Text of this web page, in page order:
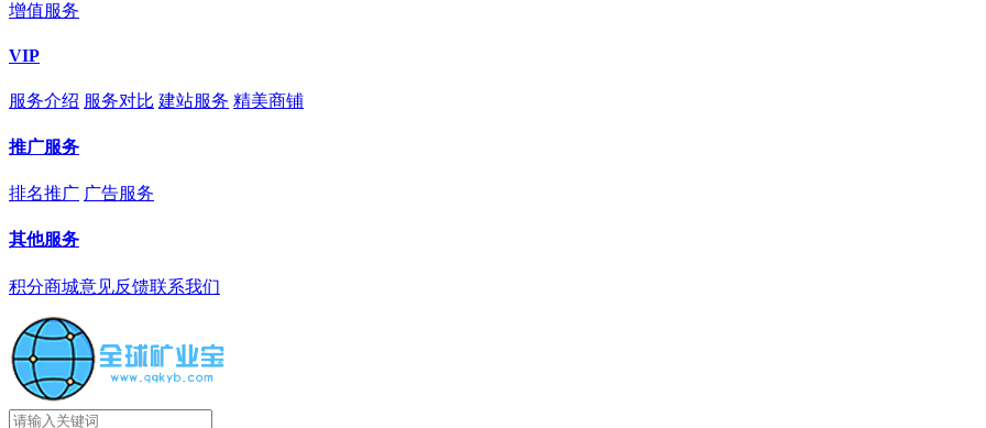
增值服务
VIP
服务介绍 服务对比 建站服务 精美商铺
推广服务
排名推广 广告服务
其他服务
积分商城意见反馈联系我们